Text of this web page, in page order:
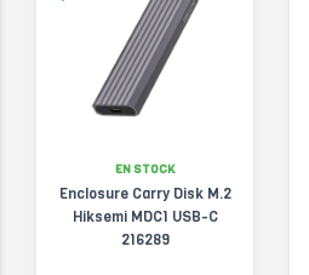
EN STOCK
Enclosure Carry Disk M.2
Hiksemi MDC1 USB-C
216289